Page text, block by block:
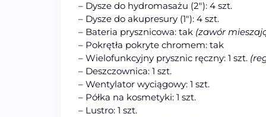
– Dysze do hydromasażu (2″): 4 szt.
– Dysze do akupresury (1″): 4 szt.
– Bateria prysznicowa: tak (zawór
– Pokrętła pokryte chromem: tak
– Wielofunkcyjny prysznic ręczny: 1 szt.
– Deszczownica: 1 szt.
– Wentylator wyciągowy: 1 szt.
– Półka na kosmetyki: 1 szt.
– Lustro: 1 szt.